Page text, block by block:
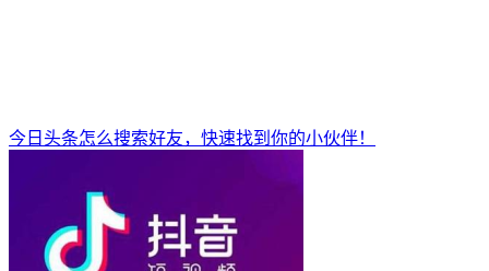
今日头条怎么搜索好友，快速找到你的小伙伴！